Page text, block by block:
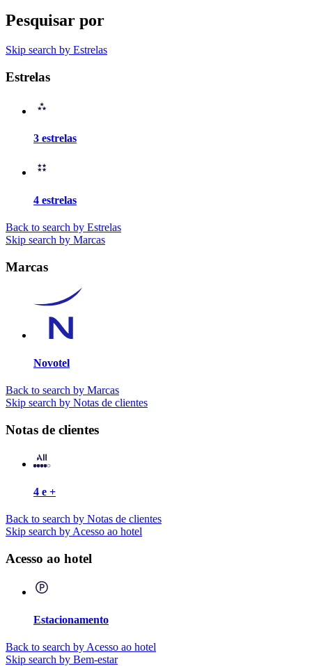
Pesquisar por
Skip search by Estrelas
Estrelas
3 estrelas
4 estrelas
Back to search by Estrelas
Skip search by Marcas
Marcas
Novotel
Back to search by Marcas
Skip search by Notas de clientes
Notas de clientes
4 e +
Back to search by Notas de clientes
Skip search by Acesso ao hotel
Acesso ao hotel
Estacionamento
Back to search by Acesso ao hotel
Skip search by Bem-estar